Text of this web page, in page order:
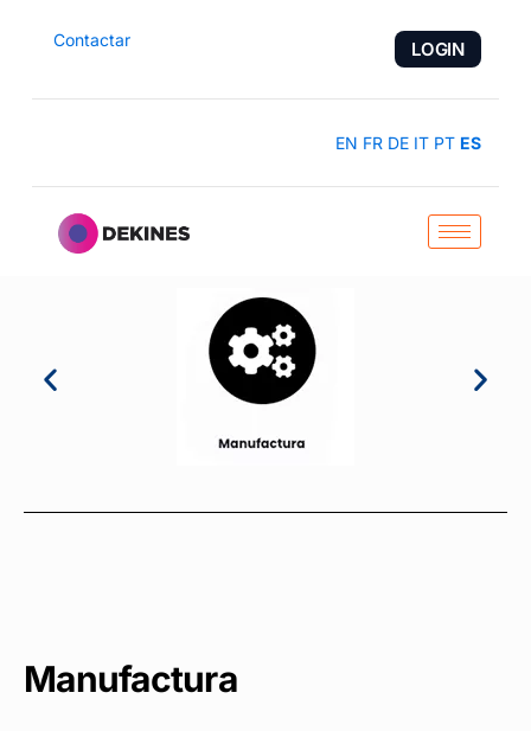
Contactar LOGIN
EN FR DE IT PT ES
Manufactura